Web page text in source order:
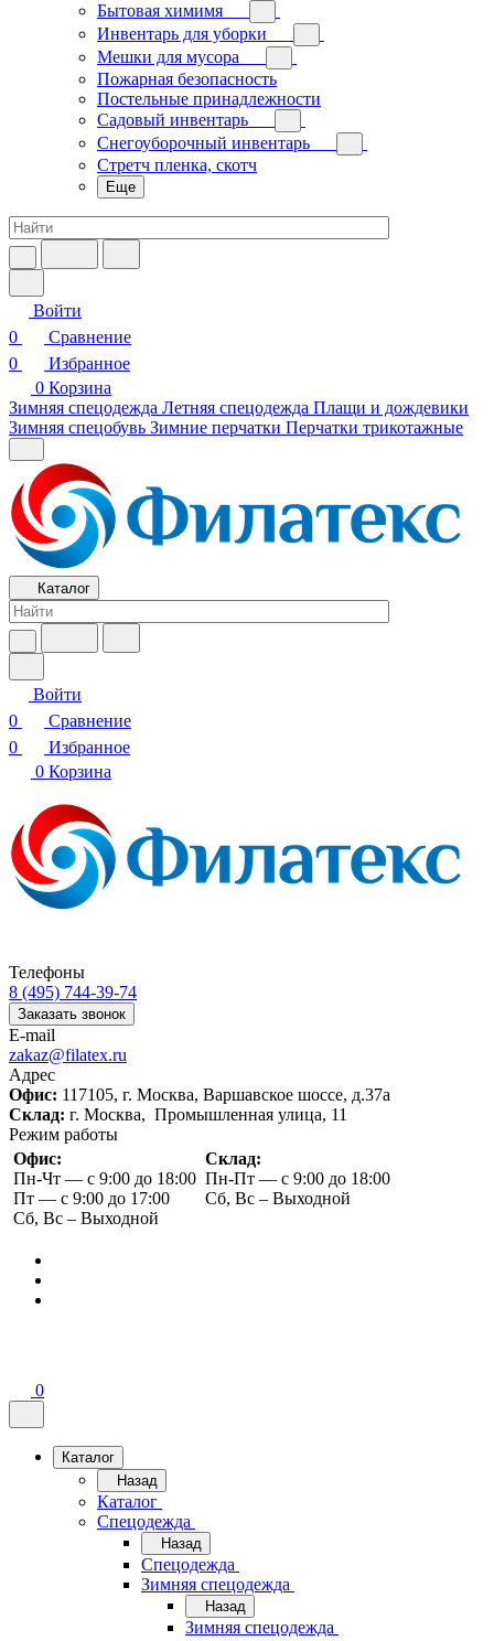
Бытовая химимя
Инвентарь для уборки
Мешки для мусора
Пожарная безопасность
Постельные принадлежности
Садовый инвентарь
Снегоуборочный инвентарь
Стретч пленка, скотч
Еще
Войти
0
Сравнение
0
Избранное
0 Корзина
Зимняя спецодежда Летняя спецодежда Плащи и дождевики
Зимняя спецобувь Зимние перчатки Перчатки трикотажные
Каталог
Войти
0
Сравнение
0
Избранное
0 Корзина
Телефоны
8 (495) 744-39-74
Заказать звонок
E-mail
zakaz@filatex.ru
Адрес
Офис: 117105, г. Москва, Варшавское шоссе, д.37а
Склад: г. Москва, Промышленная улица, 11
Режим работы
Офис:
Пн-Чт — с 9:00 до 18:00
Пт — с 9:00 до 17:00
Сб, Вс – Выходной
Склад:
Пн-Пт — с 9:00 до 18:00
Сб, Вс – Выходной
0
Каталог
Назад
Каталог
Спецодежда
Назад
Спецодежда
Зимняя спецодежда
Назад
Зимняя спецодежда